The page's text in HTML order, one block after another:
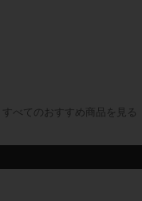
すべてのおすすめ商品を見る